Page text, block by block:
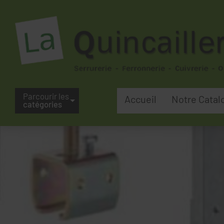
Parcourir les
catégories
Accueil Notre